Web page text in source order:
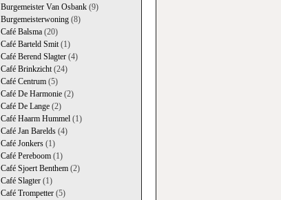
Burgemeister Van Osbank(9)
Burgemeisterwoning(8)
Café Balsma(20)
Café Barteld Smit(1)
Café Berend Slagter(4)
Café Brinkzicht(24)
Café Centrum(5)
Café De Harmonie(2)
Café De Lange(2)
Café Haarm Hummel(1)
Café Jan Barelds(4)
Café Jonkers(1)
Café Pereboom(1)
Café Sjoert Benthem(2)
Café Slagter(1)
Café Trompetter(5)